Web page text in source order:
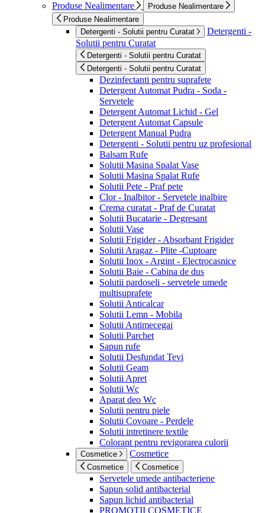
Produse Nealimentare
Produse Nealimentare
Produse Nealimentare
Detergenti - Solutii pentru Curatat
Detergenti -
Solutii pentru Curatat
Detergenti - Solutii pentru Curatat
Detergenti - Solutii pentru Curatat
Dezinfectanti pentru suprafete
Detergent Automat Pudra - Soda -
Servetele
Detergent Automat Lichid - Gel
Detergent Automat Capsule
Detergent Manual Pudra
Detergenti - Solutii pentru uz profesional
Balsam Rufe
Solutii Masina Spalat Vase
Solutii Masina Spalat Rufe
Solutii Pete - Praf pete
Clor - Inalbitor - Servetele inalbire
Crema curatat - Praf de Curatat
Solutii Bucatarie - Degresant
Solutii Vase
Solutii Frigider - Absorbant Frigider
Solutii Aragaz - Plite -Cuptoare
Solutii Inox - Argint - Electrocasnice
Solutii Baie - Cabina de dus
Solutii pardoseli - servetele umede
multisuprafete
Solutii Anticalcar
Solutii Lemn - Mobila
Solutii Antimecegai
Solutii Parchet
Sapun rufe
Solutii Desfundat Tevi
Solutii Geam
Solutii Apret
Solutii Wc
Aparat deo Wc
Solutii pentru piele
Solutii Covoare - Perdele
Solutii intretinere textile
Colorant pentru revigorarea culorii
Cosmetice Cosmetice
Cosmetice Cosmetice
Servetele umede antibacteriene
Sapun solid antibacterial
Sapun lichid antibacterial
PROMOTII COSMETICE